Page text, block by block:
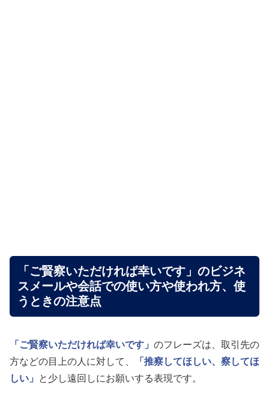
「ご賢察いただければ幸いです」のビジネ
スメールや会話での使い方や使われ方、使
うときの注意点
「ご賢察いただければ幸いです」 のフレーズは、取引先の
方などの目上の人に対して、
「推察してほしい、察してほ
しい」
と少し遠回しにお願いする表現です。